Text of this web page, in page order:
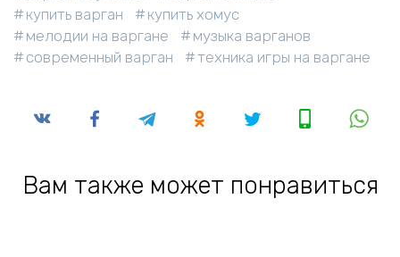
купить варган
купить хомус
мелодии на варгане
музыка варганов
современный варган
техника игры на варгане
Вам также может понравиться